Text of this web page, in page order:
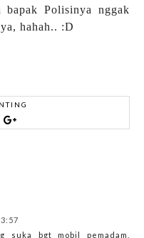
bapak Polisinya nggak
hahah.. :D
suka bgt mobil pemadam,